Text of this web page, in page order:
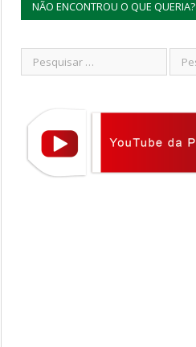
NÃO ENCONTROU O QUE QUERIA?